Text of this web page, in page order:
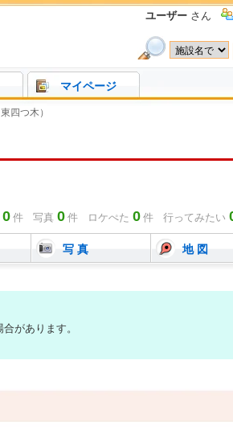
ユーザー さん
マイページ
四つ木）
0 件 写真 0 件 ロケぺた 0 件 行ってみたい
写 真 地 図
があります。